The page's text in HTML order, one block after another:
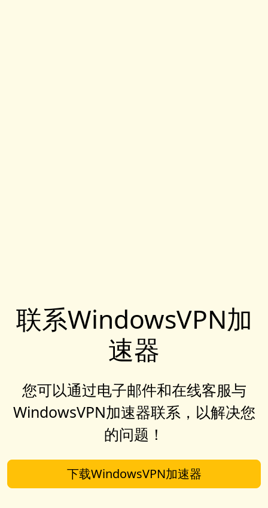
联系WindowsVPN加
速器
您可以通过电子邮件和在线客服与
WindowsVPN加速器联系，以解决您
的问题！
下载WindowsVPN加速器